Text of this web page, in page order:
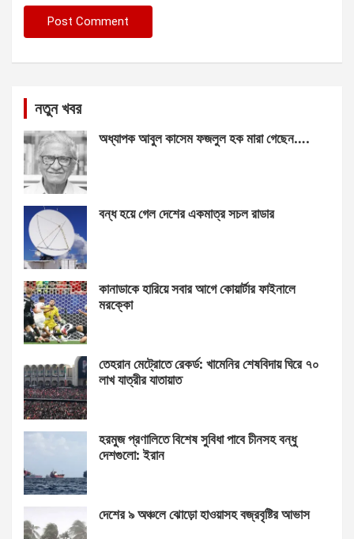
নতুন খবর
অধ্যাপক আবুল কাসেম ফজলুল হক মারা গেছেন….
বন্ধ হয়ে গেল দেশের একমাত্র সচল রাডার
কানাডাকে হারিয়ে সবার আগে কোয়ার্টার ফাইনালে
মরক্কো
তেহরান মেট্রোতে রেকর্ড: খামেনির শেষবিদায় ঘিরে ৭০
লাখ যাত্রীর যাতায়াত
হরমুজ প্রণালিতে বিশেষ সুবিধা পাবে চীনসহ বন্ধু
দেশগুলো: ইরান
দেশের ৯ অঞ্চলে ঝোড়ো হাওয়াসহ বজ্রবৃষ্টির আভাস